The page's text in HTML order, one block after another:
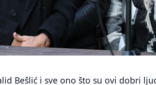
Bešlić i sve ono što su ovi dobri